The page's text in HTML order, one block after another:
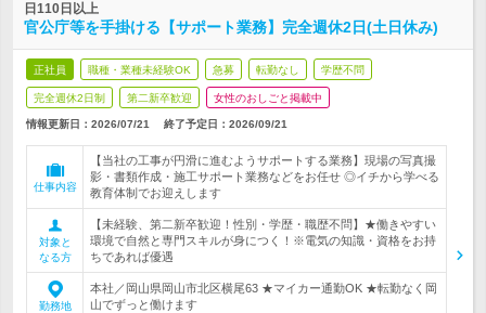
日110日以上
官公庁等を手掛ける【サポート業務】完全週休2日(土日休み)
正社員 職種・業種未経験OK 急募 転勤なし 学歴不問
完全週休2日制 第二新卒歓迎 女性のおしごと掲載中
情報更新日：2026/07/21 終了予定日： 2026/09/21
仕事内容
【当社の工事が円滑に進むようサポートする業務】現場の写真撮
影・書類作成・施工サポート業務などをお任せ ◎イチから学べる
教育体制でお迎えします
対象と
なる方
【未経験、第二新卒歓迎！性別・学歴・職歴不問】★働きやすい
環境で自然と専門スキルが身につく！※電気の知識・資格をお持
ちであれば優遇
勤務地
本社／岡山県岡山市北区横尾63 ★マイカー通勤OK ★転勤なく岡
山でずっと働けます